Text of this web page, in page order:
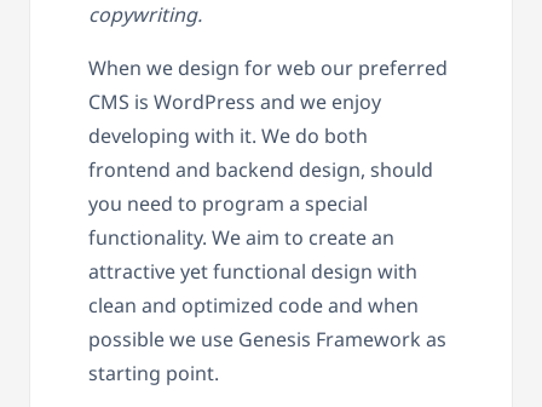
copywriting.
When we design for web our preferred
CMS is WordPress and we enjoy
developing with it. We do both
frontend and backend design, should
you need to program a special
functionality. We aim to create an
attractive yet functional design with
clean and optimized code and when
possible we use Genesis Framework as
starting point.